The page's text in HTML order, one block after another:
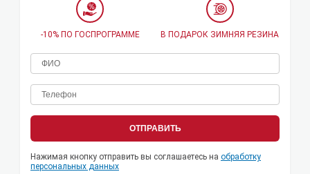
-10% ПО ГОСПРОГРАММЕ В ПОДАРОК ЗИМНЯЯ РЕЗИНА
ОТПРАВИТЬ
Нажимая кнопку отправить вы соглашаетесь на обработку
персональных данных